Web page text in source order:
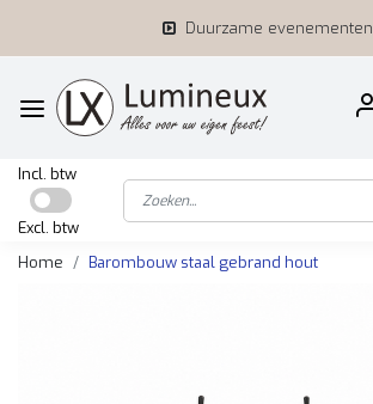
Duurzame evenementen
Incl. btw
Excl. btw
Home
Barombouw staal gebrand hout